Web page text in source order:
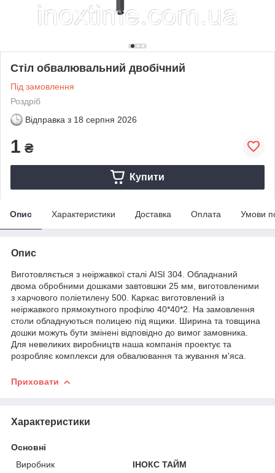
Стіл обвалювальний двобічний
Під замовлення
Роздріб
Відправка з 18 серпня 2026
1 ₴
Купити
Опис Характеристики Доставка Оплата Умови
Опис
Виготовляється з неіржавкої сталі AISI 304. Обладнаний
двома обробними дошками завтовшки 25 мм, виготовленими
з харчового поліетилену 500. Каркас виготовлений із
неіржавкого прямокутного профілю 40*40*2. На замовлення
столи обладнуються полицею під ящики. Ширина та товщина
дошки можуть бути змінені відповідно до вимог замовника.
Для невеликих виробництв наша компанія проектує та
розробляє комплекси для обвалювання та жування м'яса.
Приховати
Характеристики
Основні
Виробник
ІНОКС ТАЙМ